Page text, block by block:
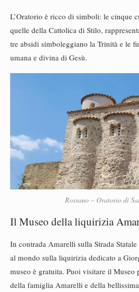
L’Oratorio è ricco di simboli: le cinque
quelle della Cattolica di Stilo,
tre absidi simboleggiano la Trinità e le
umana e divina di Gesù.
Rossano – Oratorio di
Il Museo della liquirizia
In contrada Amarelli sulla Strada Statale
al mondo sulla liquirizia dedicato a
museo è gratuita. Puoi visitare il Museo
della famiglia Amarelli e della